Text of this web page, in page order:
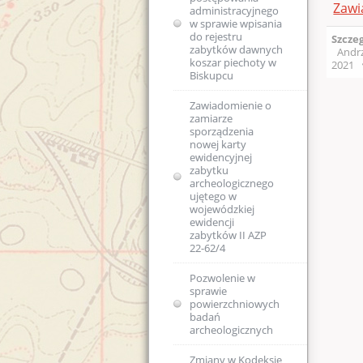
Kolejność
rozpatrywania spraw
Skargi i wnioski
Regulamin
Organizacyjny
WUOZ w Olsztynie
Statut prawny
Majątek
Podstawa prawna
USTAWA o
ochronie zabytków
i opiece nad
zabytkami (Dz.U.
2003 nr 162, poz.
1568)
USTAWA z dnia 16
kwietnia 2004 r o
ochronie przyrody
(Dz. U. Nr 92, poz.
880)
Wykaz stanowisk
WUOZ i kontakty
Elektroniczna
Skrzynka Podawcza -
składanie pism i
elektroniczną
Kierownictwo
jednostki
DEKLARACJA
administracyjnego
w sprawie wpisania
do rejestru
zabytków dawnych
koszar piechoty w
Biskupcu
Zawiadomienie o
zamiarze
sporządzenia
nowej karty
ewidencyjnej
zabytku
archeologicznego
ujętego w
wojewódzkiej
ewidencji
zabytków II AZP
22-62/4
Pozwolenie w
sprawie
powierzchniowych
badań
archeologicznych
Zmiany w Kodeksie
2021